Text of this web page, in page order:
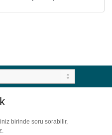
birinde soru sorabilir,